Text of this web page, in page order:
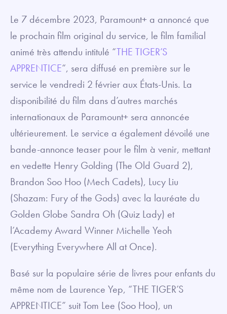
Le 7 décembre 2023, Paramount+ a annoncé que
le prochain film original du service, le film familial
animé très attendu intitulé “THE TIGER’S
APPRENTICE“, sera diffusé en première sur le
service le vendredi 2 février aux États-Unis. La
disponibilité du film dans d’autres marchés
internationaux de Paramount+ sera annoncée
ultérieurement. Le service a également dévoilé une
bande-annonce teaser pour le film à venir, mettant
en vedette Henry Golding (The Old Guard 2),
Brandon Soo Hoo (Mech Cadets), Lucy Liu
(Shazam: Fury of the Gods) avec la lauréate du
Golden Globe Sandra Oh (Quiz Lady) et
l’Academy Award Winner Michelle Yeoh
(Everything Everywhere All at Once).
Basé sur la populaire série de livres pour enfants du
même nom de Laurence Yep, “THE TIGER’S
APPRENTICE” suit Tom Lee (Soo Hoo), un